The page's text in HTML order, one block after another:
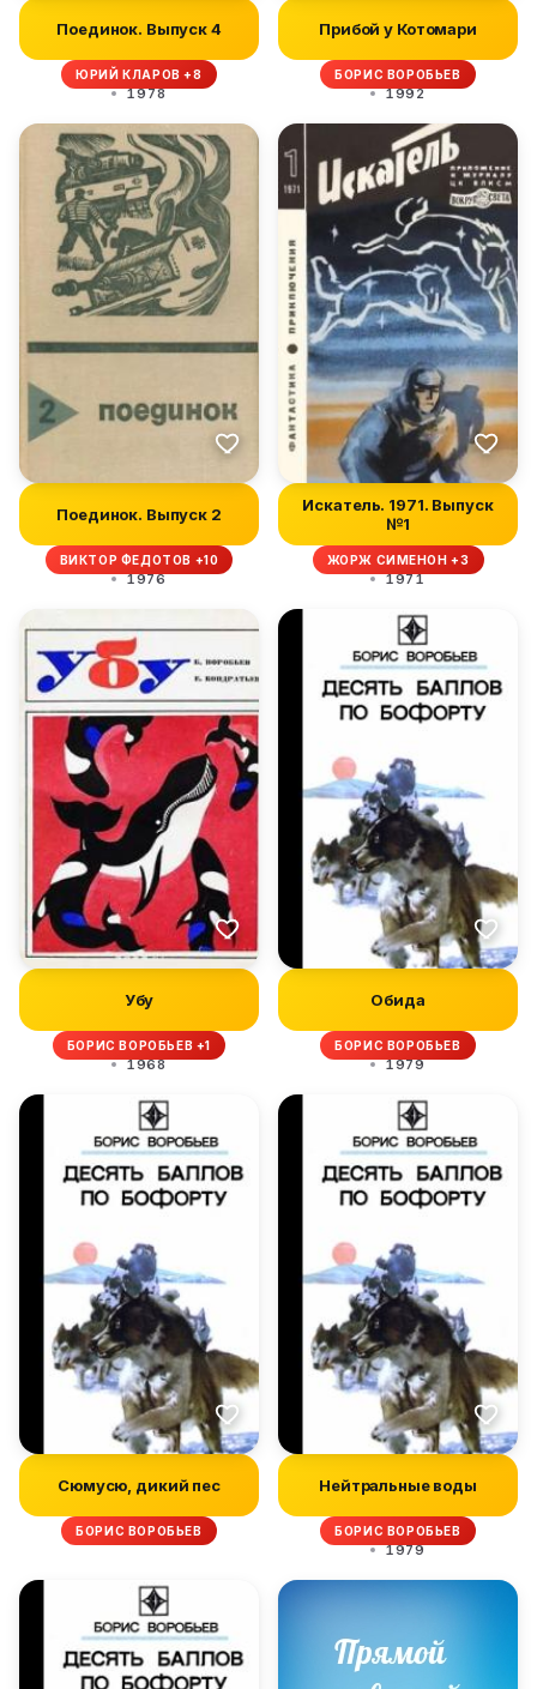
Поединок. Выпуск 4
ЮРИЙ КЛАРОВ +8
1978
Прибой у Котомари
БОРИС ВОРОБЬЕВ
1992
Поединок. Выпуск 2
ВИКТОР ФЕДОТОВ +10
1976
Искатель. 1971. Выпуск
№1
ЖОРЖ СИМЕНОН +3
1971
Убу
БОРИС ВОРОБЬЕВ +1
1968
Обида
БОРИС ВОРОБЬЕВ
1979
Сюмусю, дикий пес
БОРИС ВОРОБЬЕВ
Нейтральные воды
БОРИС ВОРОБЬЕВ
1979